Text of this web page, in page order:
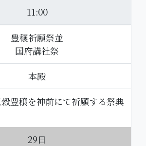
11:00
豊穣祈願祭並
国府講社祭
本殿
豊穣を神前にて祈願する祭典
29日